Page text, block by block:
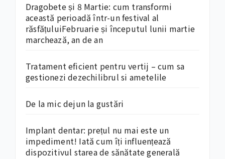
Dragobete și 8 Martie: cum transformi
această perioadă într-un festival al
răsfățuluiFebruarie și începutul lunii martie
marchează, an de an
Tratament eficient pentru vertij – cum sa
gestionezi dezechilibrul si ametelile
De la mic dejun la gustări
Implant dentar: prețul nu mai este un
impediment! Iată cum îți influențează
dispozitivul starea de sănătate generală